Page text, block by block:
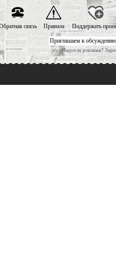
Приглашаем к
Надоела реклама?
связь Правила Поддержать